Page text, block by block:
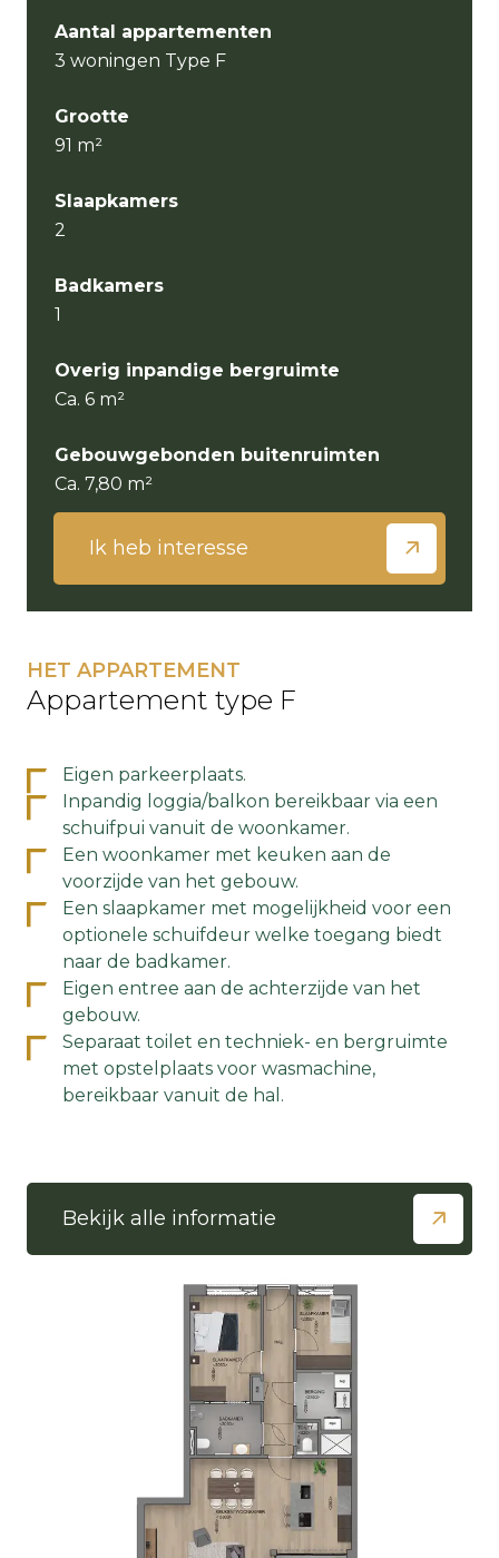
Aantal appartementen
3 woningen Type F
Grootte
91 m²
Slaapkamers
2
Badkamers
1
Overig inpandige bergruimte
Ca. 6 m²
Gebouwgebonden buitenruimten
Ca. 7,80 m²
Ik heb interesse
HET APPARTEMENT
Appartement type F
Eigen parkeerplaats.
Inpandig loggia/balkon bereikbaar via een
schuifpui vanuit de woonkamer.
Een woonkamer met keuken aan de
voorzijde van het gebouw.
Een slaapkamer met mogelijkheid voor een
optionele schuifdeur welke toegang biedt
naar de badkamer.
Eigen entree aan de achterzijde van het
gebouw.
Separaat toilet en techniek- en bergruimte
met opstelplaats voor wasmachine,
bereikbaar vanuit de hal.
Bekijk alle informatie